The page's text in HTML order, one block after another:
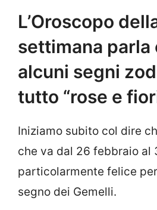
L’Oroscopo
settimana parla
alcuni segni
tutto “rose e
Iniziamo subito col dire
che va dal 26 febbraio al
particolarmente felice
segno dei Gemelli.